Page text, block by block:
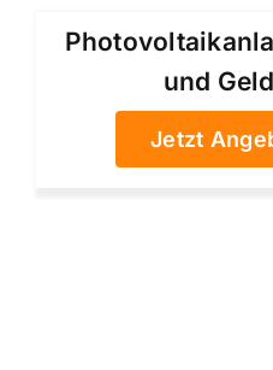
und
Jetzt